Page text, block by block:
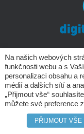
Copyright © Digital
Na našich webových
funkčnosti webu a s
personalizaci obsahu a
médií a dalších sítí a
„Přijmout vše“
můžete své preference
PŘIJMOUT VŠE